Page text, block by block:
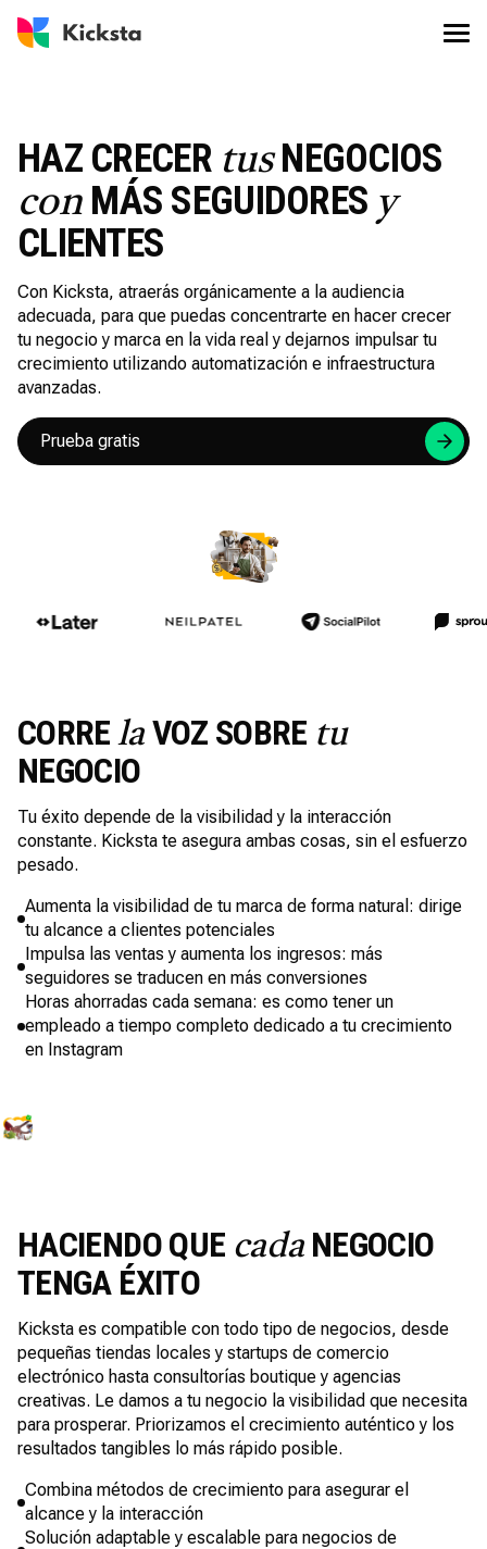
HAZ CRECER tusNEGOCIOS
con MÁS SEGUIDORES y
CLIENTES
Con Kicksta, atraerás orgánicamente a la audiencia
adecuada, para que puedas concentrarte en hacer crecer
tu negocio y marca en la vida real y dejarnos impulsar tu
crecimiento utilizando automatización e infraestructura
avanzadas.
Prueba gratis
CORREla VOZ SOBRE tu
NEGOCIO
Tu éxito depende de la visibilidad y la interacción
constante. Kicksta te asegura ambas cosas, sin el esfuerzo
pesado.
Aumenta la visibilidad de tu marca de forma natural: dirige
tu alcance a clientes potenciales
Impulsa las ventas y aumenta los ingresos: más
seguidores se traducen en más conversiones
Horas ahorradas cada semana: es como tener un
empleado a tiempo completo dedicado a tu crecimiento
en Instagram
HACIENDO QUE cadaNEGOCIO
TENGA ÉXITO
Kicksta es compatible con todo tipo de negocios, desde
pequeñas tiendas locales y startups de comercio
electrónico hasta consultorías boutique y agencias
creativas. Le damos a tu negocio la visibilidad que necesita
para prosperar. Priorizamos el crecimiento auténtico y los
resultados tangibles lo más rápido posible.
Combina métodos de crecimiento para asegurar el
alcance y la interacción
Solución adaptable y escalable para negocios de